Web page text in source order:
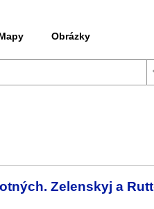
Obrázky
Zelenskyj a